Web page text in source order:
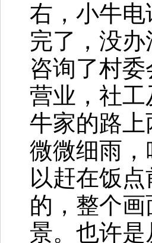
右，小牛
完了，没
咨询了村
营业，社
牛家的路
微微细雨
以赶在饭
的，整个
景。也许